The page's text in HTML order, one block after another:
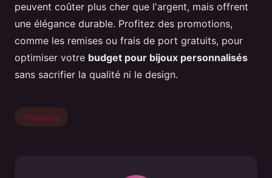
peuvent coûter plus cher que l'argent, mais offrent
une élégance durable. Profitez des promotions,
comme les remises ou frais de port gratuits, pour
optimiser votre budget pour bijoux personnalisés
sans sacrifier la qualité ni le design.
Shopping